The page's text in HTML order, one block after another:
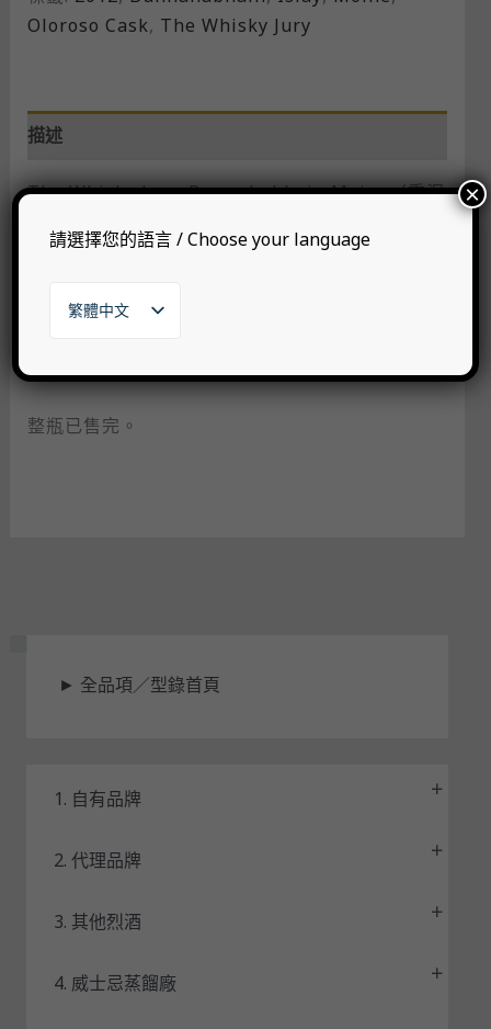
Oloroso Cask​, The Whisky Jury
描述
The Whisky Jury, Bunnahabhain Moine（重泥
既然是雪莉重泥煤的布納哈本，又掛上 The
Whisky Jury 的名號，喜歡「泥煤＋雪莉」的酒友
絕對別錯過！​
・ ・ ・
整瓶已售完。
► 全品項／型錄首頁
1. 自有品牌
2. 代理品牌
3. 其他烈酒
4. 威士忌蒸餾廠
請選擇您的語言 / Choose your language
繁體中文
English
한국어
×